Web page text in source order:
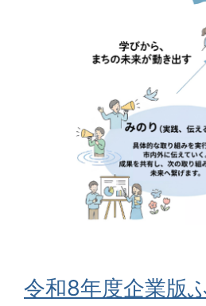
令和8年度企業版